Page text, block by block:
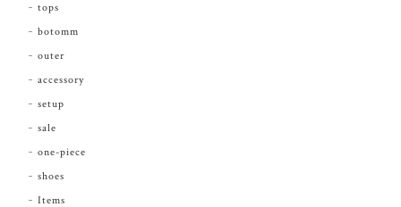
tops
botomm
outer
accessory
setup
sale
one-piece
shoes
Items